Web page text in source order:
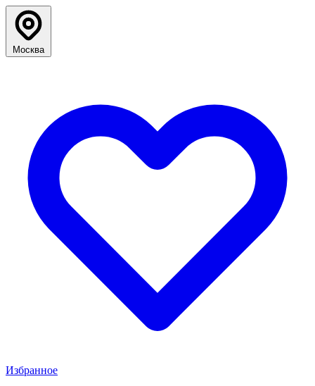
Москва
Избранное